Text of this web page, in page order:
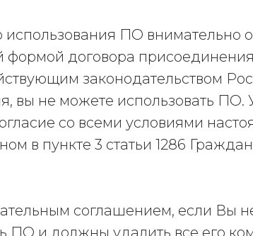
ПО внимательно
договора
законодательством
вы не можете использовать ПО.
со всеми условиями
в пункте 3 статьи 1286
соглашением, если Вы
ПО и должны удалить все его